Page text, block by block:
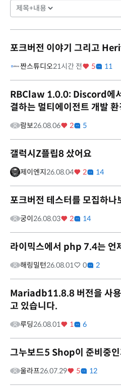
포크버전 이야기 그리고
짠스튜디오21시간 전 5 11
RBClaw 1.0.0: Discord에
결하는 멀티에이전트 개발
람보26.08.06 2 5
갤럭시Z플립8 샀어요
제이엔지26.08.04 2 14
포크버전 테스터를 모집하나
궁이26.08.03 2 14
라이믹스에서 php 7.4는 언
해링밀턴26.08.01 0 2
Mariadb11.8.8 버전을 사
고 있습니다.
루딩26.08.01 1 6
그누보드5 Shop이 준비중
울라프26.07.29 5 12